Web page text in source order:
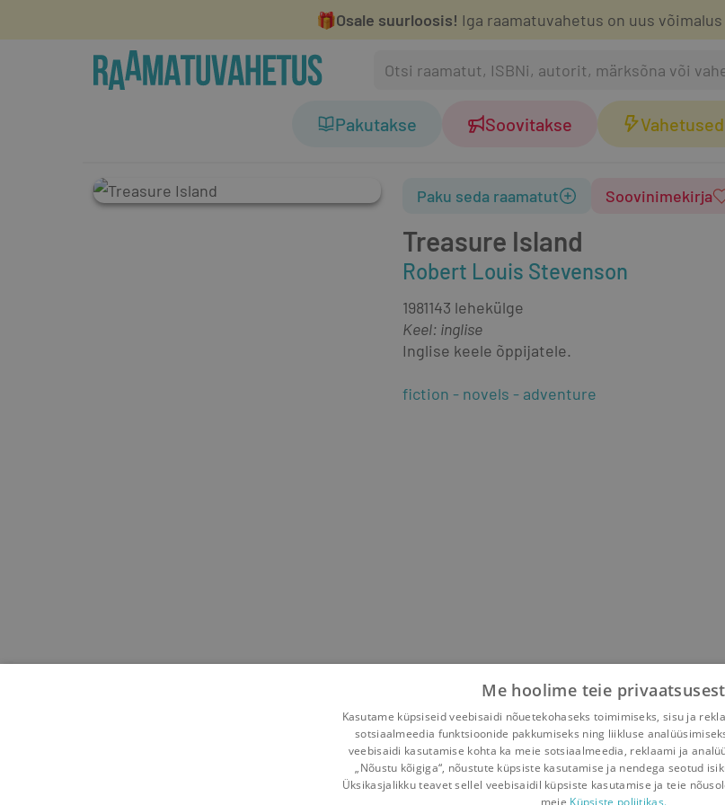
🎁Osale suurloosis! Iga raamatuvahetus on uus
Pakutakse Soovitakse Vahetused
Treasure Island
Robert Louis Stevenson
Paku seda raamatut Soovinimekirja
1981143 lehekülge
Keel: inglise
Inglise keele õppijatele.
fiction novels adventure
Me hoolime teie privaatsusest
Kasutame küpsiseid veebisaidi nõuetekohaseks toimimiseks, sisu ja
sotsiaalmeedia funktsioonide pakkumiseks ning liikluse
veebisaidi kasutamise kohta ka meie sotsiaalmeedia, reklaami ja
„Nõustu kõigiga“, nõustute küpsiste kasutamise ja nendega seotud
Üksikasjalikku teavet sellel veebisaidil küpsiste kasutamise ja teie
meie Küpsiste poliitikas.